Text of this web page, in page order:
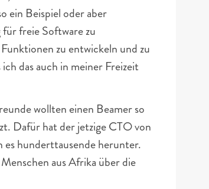
ein Beispiel oder aber
freie Software zu
zu entwickeln und zu
das auch in meiner Freizeit
wollten einen Beamer so
Dafür hat der jetzige CTO von
es hunderttausende herunter.
aus Afrika über die